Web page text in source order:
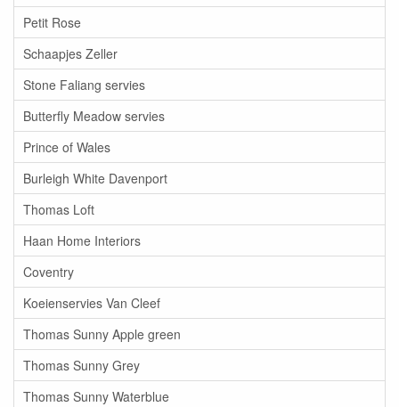
Petit Rose
Schaapjes Zeller
Stone Faliang servies
Butterfly Meadow servies
Prince of Wales
Burleigh White Davenport
Thomas Loft
Haan Home Interiors
Coventry
Koeienservies Van Cleef
Thomas Sunny Apple green
Thomas Sunny Grey
Thomas Sunny Waterblue